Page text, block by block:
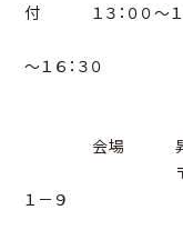
付 １３：００～１
講習時
～１６：３０
会場 昇陽高
〒５５４－０
１－９